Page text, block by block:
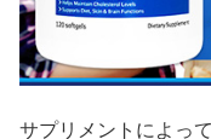
サプリメントによっ